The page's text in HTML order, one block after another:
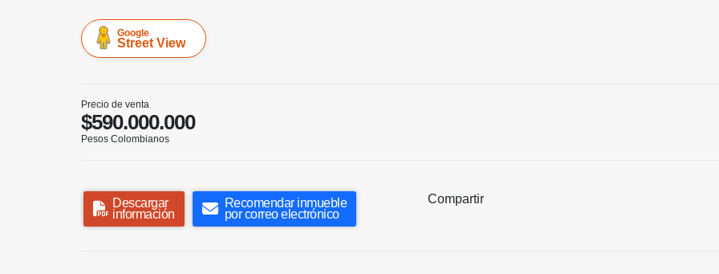
Google
Street View
Precio de venta
$590.000.000
Pesos Colombianos
Descargar
información
Recomendar inmueble
por correo electrónico
Compartir